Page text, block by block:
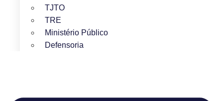
TJTO
TRE
Ministério Público
Defensoria